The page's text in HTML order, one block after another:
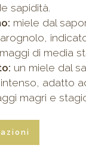
sapidità.
miele dal
di media
un miele dal
adatto
magri e